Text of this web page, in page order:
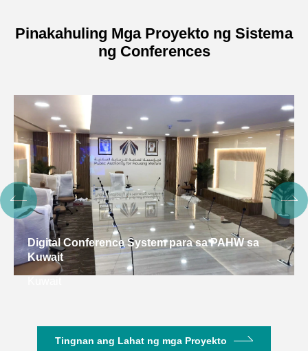
Pinakahuling Mga Proyekto ng Sistema
ng Conferences
Digital Conference System para sa PAHW sa
Kuwait
Tingnan ang Lahat ng mga Proyekto